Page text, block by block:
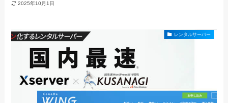
2025年10月1日
レンタルサーバー